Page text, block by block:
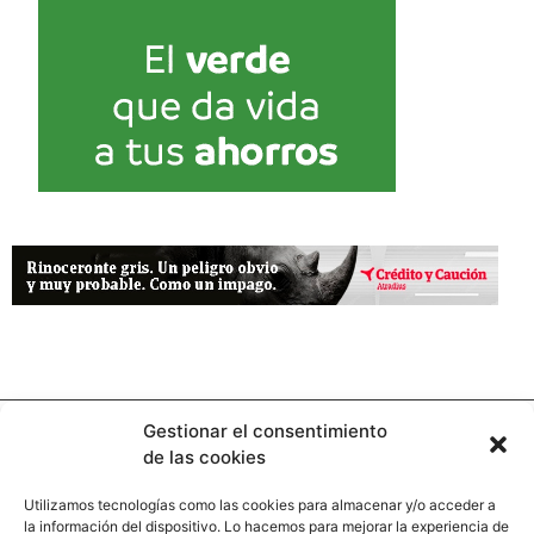
Gestionar el consentimiento
de las cookies
Utilizamos tecnologías como las cookies para almacenar y/o acceder a
la información del dispositivo. Lo hacemos para mejorar la experiencia de